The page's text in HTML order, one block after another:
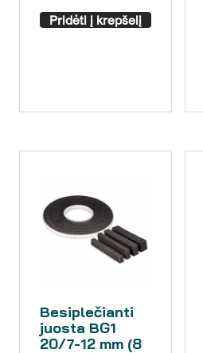
Pridėti į krepšelį
Besiplečianti
juosta BG1
20/7-12 mm (8